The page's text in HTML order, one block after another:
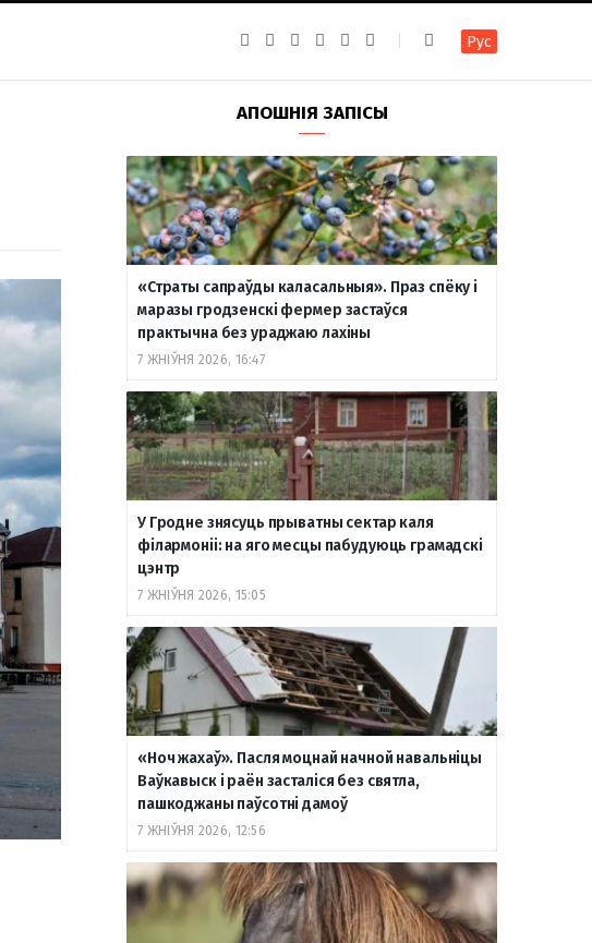
b
o
k
a
g
a
m
g
r
a
m
u
b
т
а
т
е
Рус
АПОШНІЯ ЗАПІСЫ
«Страты сапраўды каласальныя». Праз спёку і
маразы гродзенскі фермер застаўся
практычна без ураджаю лахіны
7 ЖНІЎНЯ 2026, 16:47
У Гродне знясуць прыватны сектар каля
філармоніі: на яго месцы пабудуюць грамадскі
цэнтр
7 ЖНІЎНЯ 2026, 15:05
«Ноч жахаў». Пасля моцнай начной навальніцы
Ваўкавыск і раён засталіся без святла,
пашкоджаны паўсотні дамоў
7 ЖНІЎНЯ 2026, 12:56